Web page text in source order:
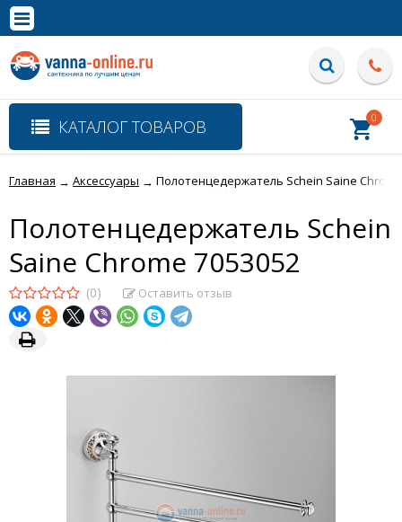
Полная версия сайта
КАТАЛОГ ТОВАРОВ 0
Главная → Аксессуары → Полотенцедержатель Schein Saine
Полотенцедержатель Schein
Saine Chrome 7053052
(0) Оставить отзыв